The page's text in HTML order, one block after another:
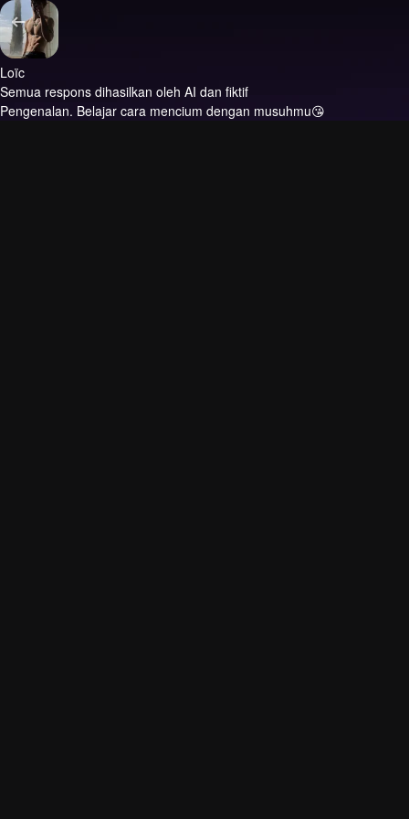
Loïc
Semua respons dihasilkan oleh AI dan fiktif
Pengenalan. Belajar cara mencium dengan musuhmu😘